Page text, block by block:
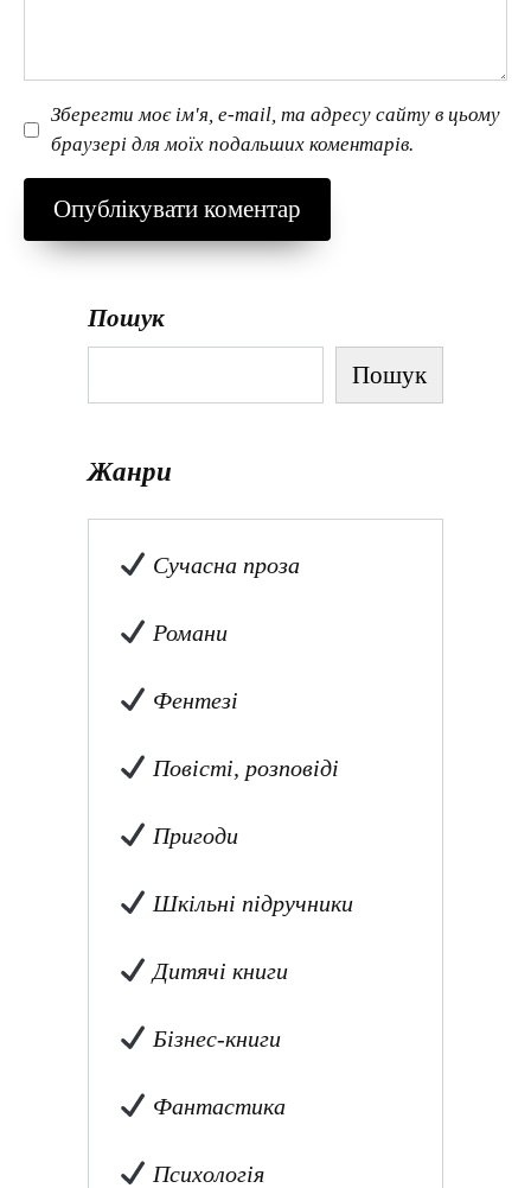
Зберегти моє ім'я, e-mail, та адресу сайту в цьому
браузері для моїх подальших коментарів.
Пошук
Пошук
Жанри
Сучасна проза
Романи
Фентезі
Повісті, розповіді
Пригоди
Шкільні підручники
Дитячі книги
Бізнес-книги
Фантастика
Психологія